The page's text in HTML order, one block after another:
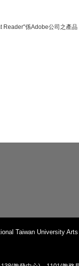
係Adobe公司之產品
Taiwan University Arts